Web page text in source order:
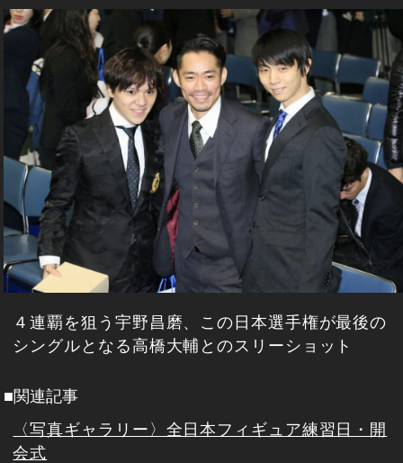
４連覇を狙う宇野昌磨、この日本選手権が最後の
シングルとなる高橋大輔とのスリーショット
■関連記事
〈写真ギャラリー〉全日本フィギュア練習日・開
会式